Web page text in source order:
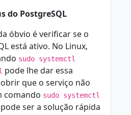
do PostgreSQL
óbvio é verificar se o
está ativo. No Linux,
sudo systemctl
pode lhe dar essa
que o serviço não
comando sudo systemctl
pode ser a solução rápida